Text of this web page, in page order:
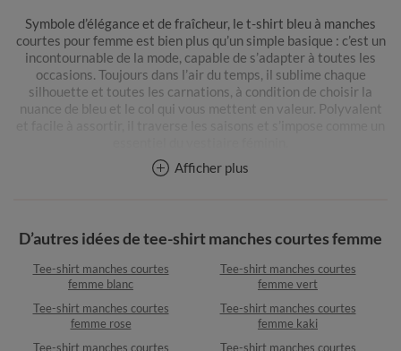
Symbole d’élégance et de fraîcheur, le t-shirt bleu à manches
courtes pour femme est bien plus qu’un simple basique : c’est un
incontournable de la mode, capable de s’adapter à toutes les
occasions. Toujours dans l’air du temps, il sublime chaque
silhouette et toutes les carnations, à condition de choisir la
nuance de bleu et le col qui vous mettent en valeur. Polyvalent
Chez Blancheporte, retrouvez une large collection de t-shirts
tunique, uni ou imprimé, il y en a absolument pour tous les goûts.
Le bleu est un intemporel qui se réinvente au fil des saisons et
fluide pour plus de féminité ou sous une veste de tailleur pour
une touche chic, le t-shirt bleu se prête à toutes les situations.
Vous pouvez l’associer à de nombreuses couleurs, comme le
Afficher plus
D’autres idées de tee-shirt manches courtes femme
Tee-shirt manches courtes
femme blanc
Tee-shirt manches courtes
femme vert
Tee-shirt manches courtes
femme rose
Tee-shirt manches courtes
femme kaki
Tee-shirt manches courtes
Tee-shirt manches courtes